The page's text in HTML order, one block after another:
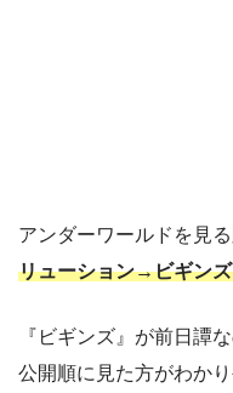
アンダーワールドを見る
リューション→ビギン
『ビギンズ』が前日譚
公開順に見た方がわかり